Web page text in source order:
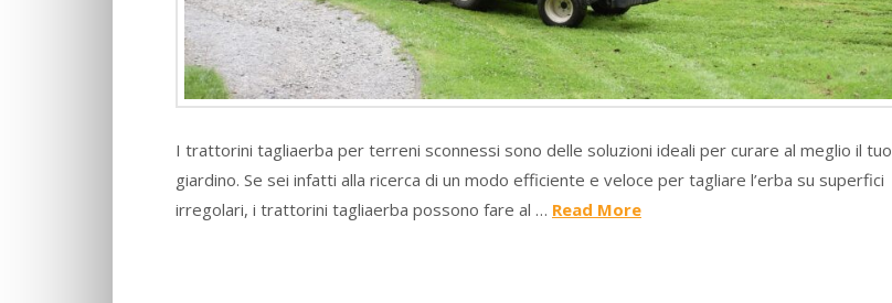
I trattorini tagliaerba per terreni sconnessi sono delle soluzioni ideali per curare al meglio il tuo
giardino. Se sei infatti alla ricerca di un modo efficiente e veloce per tagliare l’erba su superfici
irregolari, i trattorini tagliaerba possono fare al … Read More